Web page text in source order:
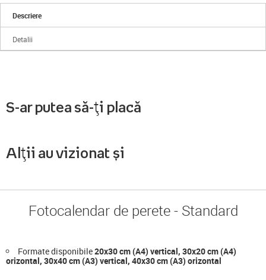
Descriere
Detalii
S-ar putea să-ți placă
Alții au vizionat și
Fotocalendar de perete - Standard
Formate disponibile20x30 cm (A4) vertical, 30x20 cm (A4)
orizontal, 30x40 cm (A3) vertical, 40x30 cm (A3) orizontal